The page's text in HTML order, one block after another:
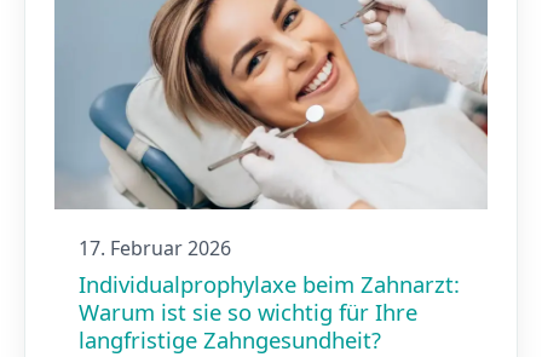
17. Februar 2026
Individualprophylaxe beim Zahnarzt:
Warum ist sie so wichtig für Ihre
langfristige Zahngesundheit?